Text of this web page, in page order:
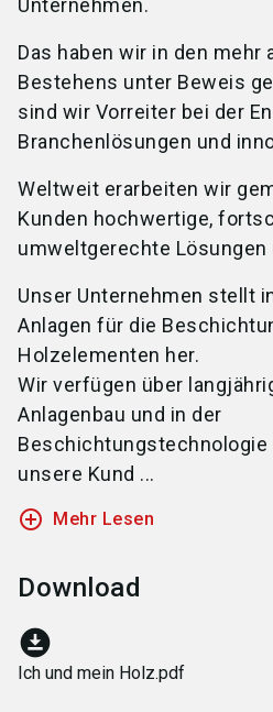
Unternehmen.
Das haben wir in den mehr
Bestehens unter Beweis
sind wir Vorreiter bei der
Branchenlösungen und
Weltweit erarbeiten wir
Kunden hochwertige,
umweltgerechte
Unser Unternehmen stellt
Anlagen für die
Holzelementen her.
Wir verfügen über
Anlagenbau und in der
Beschichtungstechnologie
unsere Kund ...
add_circle_outline Mehr Lesen
Download
download_for_offline
Ich und mein Holz.pdf